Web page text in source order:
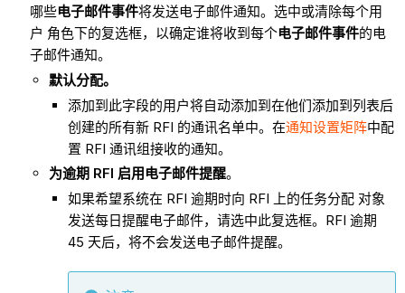
哪些电子邮件事件将发送电子邮件通知。选中或清除每个用
户 角色下的复选框，以确定谁将收到每个电子邮件事件的电
子邮件通知。
默认分配。
添加到此字段的用户将自动添加到在他们添加到列表后
创建的所有新 RFI 的通讯名单中。在通知设置矩阵中配
置 RFI 通讯组接收的通知。
为逾期 RFI 启用电子邮件提醒。
如果希望系统在 RFI 逾期时向 RFI 上的任务分配 对象
发送每日提醒电子邮件，请选中此复选框。RFI 逾期
45 天后，将不会发送电子邮件提醒。